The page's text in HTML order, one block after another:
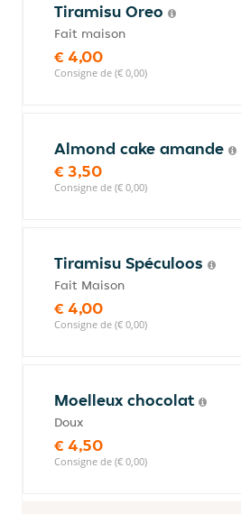
Tiramisu Oreo
Fait maison
€ 4,00
Consigne de (€ 0,00)
Almond cake amande
€ 3,50
Consigne de (€ 0,00)
Tiramisu Spéculoos
Fait Maison
€ 4,00
Consigne de (€ 0,00)
Moelleux chocolat
Doux
€ 4,50
Consigne de (€ 0,00)